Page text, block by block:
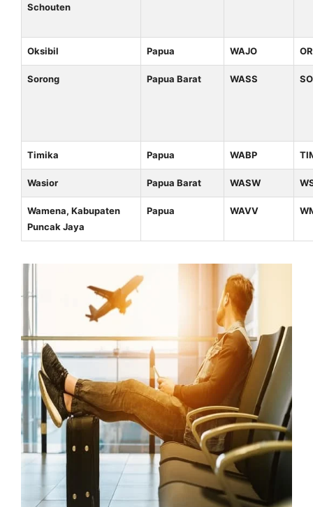
Schouten
Oksibil Papua WAJO
Sorong Papua Barat WASS
Timika Papua WABP
Wasior Papua Barat WASW
Wamena, Kabupaten
Puncak Jaya
Papua WAVV